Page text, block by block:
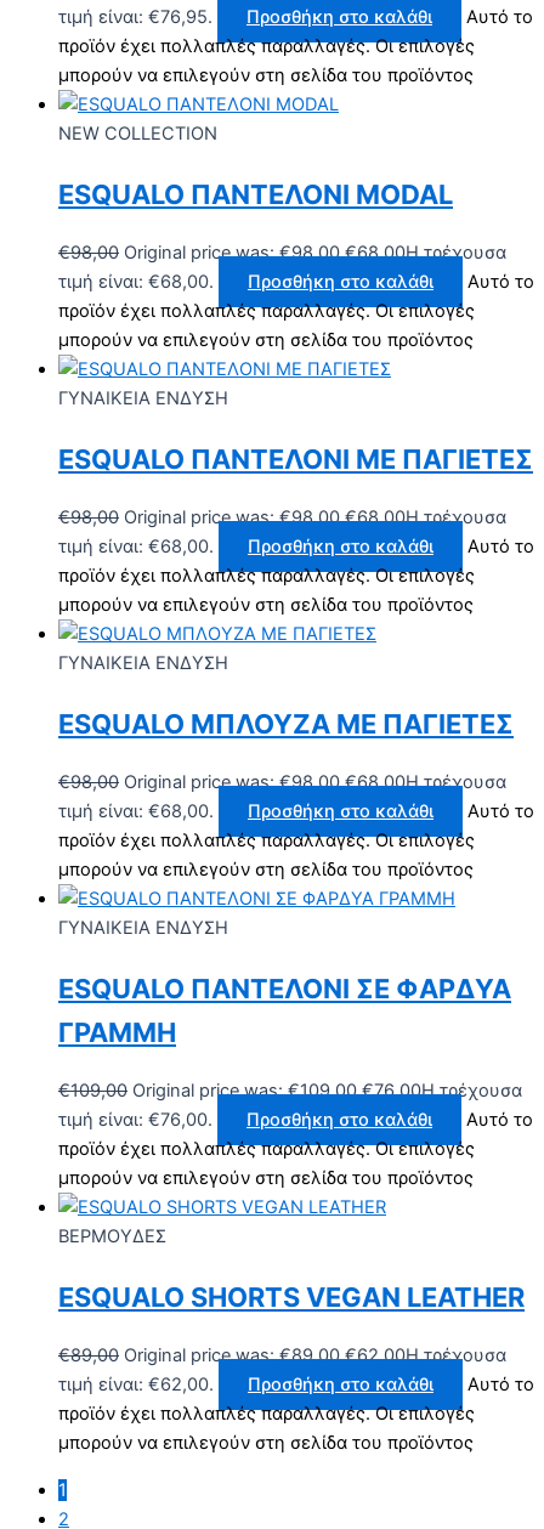
τιμή είναι: €76,95.
Προσθήκη στο καλάθι
Αυτό το
προϊόν έχει πολλαπλές παραλλαγές. Οι επιλογές
μπορούν να επιλεγούν στη σελίδα του προϊόντος
NEW COLLECTION
ESQUALO ΠΑΝΤΕΛΟΝΙ MODAL
€98,00 Original price was: €98,00.€68,00Η τρέχουσα
τιμή είναι: €68,00.
Προσθήκη στο καλάθι
Αυτό το
προϊόν έχει πολλαπλές παραλλαγές. Οι επιλογές
μπορούν να επιλεγούν στη σελίδα του προϊόντος
ΓΥΝΑΙΚΕΙΑ ΕΝΔΥΣΗ
ESQUALO ΠΑΝΤΕΛΟΝΙ ΜΕ ΠΑΓΙΕΤΕΣ
€98,00 Original price was: €98,00.€68,00Η τρέχουσα
τιμή είναι: €68,00.
Προσθήκη στο καλάθι
Αυτό το
προϊόν έχει πολλαπλές παραλλαγές. Οι επιλογές
μπορούν να επιλεγούν στη σελίδα του προϊόντος
ΓΥΝΑΙΚΕΙΑ ΕΝΔΥΣΗ
ESQUALO ΜΠΛΟΥΖΑ ΜΕ ΠΑΓΙΕΤΕΣ
€98,00 Original price was: €98,00.€68,00Η τρέχουσα
τιμή είναι: €68,00.
Προσθήκη στο καλάθι
Αυτό το
προϊόν έχει πολλαπλές παραλλαγές. Οι επιλογές
μπορούν να επιλεγούν στη σελίδα του προϊόντος
ΓΥΝΑΙΚΕΙΑ ΕΝΔΥΣΗ
ESQUALO ΠΑΝΤΕΛΟΝΙ ΣΕ ΦΑΡΔΥΑ
ΓΡΑΜΜΗ
€109,00 Original price was: €109,00.€76,00Η τρέχουσα
τιμή είναι: €76,00.
Προσθήκη στο καλάθι
Αυτό το
προϊόν έχει πολλαπλές παραλλαγές. Οι επιλογές
μπορούν να επιλεγούν στη σελίδα του προϊόντος
ΒΕΡΜΟΥΔΕΣ
ESQUALO SHORTS VEGAN LEATHER
€89,00 Original price was: €89,00.€62,00Η τρέχουσα
τιμή είναι: €62,00.
Προσθήκη στο καλάθι
Αυτό το
προϊόν έχει πολλαπλές παραλλαγές. Οι επιλογές
μπορούν να επιλεγούν στη σελίδα του προϊόντος
1
2